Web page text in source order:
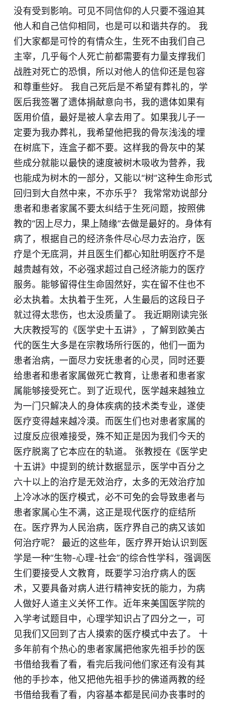
没有受到影响。可见不同信仰的人只要不强迫其
他人和自己信仰相同，也是可以和谐共存的。 我
们大家都是可怜的有情众生，生死不由我们自己
主宰，几乎每个人死亡前都需要有力量支撑我们
战胜对死亡的恐惧，所以对他人的信仰还是包容
和尊重些好。 我自己死后是不希望有葬礼的，学
医后我签署了遗体捐献意向书，我的遗体如果有
医用价值，最好是被人拿去用了。如果我儿子一
定要为我办葬礼，我希望他把我的骨灰浅浅的埋
在树底下，连盒子都不要。这样我的骨灰中的某
些成分就能以最快的速度被树木吸收为营养，我
也能成为树木的一部分，又能以“树”这种生命形式
回归到大自然中来，不亦乐乎？ 我常常劝说部分
患者和患者家属不要太纠结于生死问题，按照佛
教的“因上尽力，果上随缘”去做是最好的。身体有
病了，根据自己的经济条件尽心尽力去治疗，医
疗是个无底洞，并且医生们都心知肚明医疗不是
越贵越有效，不必强求超过自己经济能力的医疗
服务。能够留得住生命固然好，实在留不住也不
必太执着。太执着于生死，人生最后的这段日子
就过得太悲伤，也太没质量了。 我近期刚读完张
大庆教授写的《医学史十五讲》，了解到欧美古
代的医生大多是在宗教场所行医的，他们一面为
患者治病，一面尽力安抚患者的心灵，同时还要
给患者和患者家属做死亡教育，让患者和患者家
属能够接受死亡。到了近现代，医学越来越独立
为一门只解决人的身体疾病的技术类专业，遂使
医疗变得越来越冷漠。而医生们也对患者家属的
过度反应很难接受，殊不知正是因为我们今天的
医疗脱离了它本应在的轨道。 张教授在《医学史
十五讲》中提到的统计数据显示，医学中百分之
六十以上的治疗是无效治疗，太多的无效治疗加
上冷冰冰的医疗模式，必不可免的会导致患者与
患者家属心生不满，这正是现代医疗的症结所
在。医疗界为人民治病，医疗界自己的病又该如
何治疗呢？ 最近的这些年，医疗界开始认识到医
学是一种“生物-心理-社会”的综合性学科，强调医
生们要接受人文教育，既要学习治疗病人的医
术，又要具备对病人进行精神安抚的能力，为病
人做好人道主义关怀工作。近年来美国医学院的
入学考试题目中，心理学知识占了四分之一，可
见我们又回到了古人摸索的医疗模式中去了。 十
多年前有个热心的患者家属把他家先祖手抄的医
书借给我看了看，看完后我问他们家还有没有其
他的手抄本，他又把他先祖手抄的佛道两教的经
书借给我看了看，内容基本都是民间办丧事时的